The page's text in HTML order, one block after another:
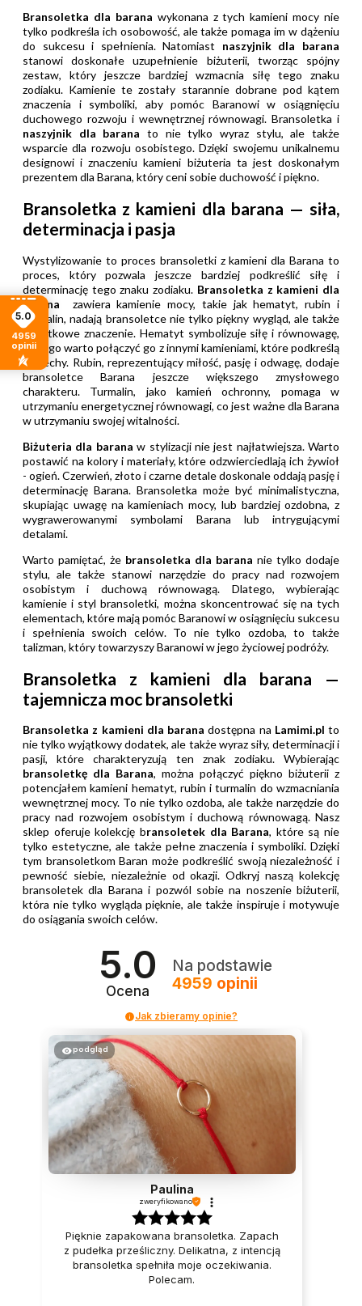
Bransoletka dla barana wykonana z tych kamieni mocy nie
tylko podkreśla ich osobowość, ale także pomaga im w dążeniu
do sukcesu i spełnienia. Natomiast naszyjnik dla barana
stanowi doskonałe uzupełnienie biżuterii, tworząc spójny
zestaw, który jeszcze bardziej wzmacnia siłę tego znaku
zodiaku. Kamienie te zostały starannie dobrane pod kątem
znaczenia i symboliki, aby pomóc Baranowi w osiągnięciu
duchowego rozwoju i wewnętrznej równowagi. Bransoletka i
naszyjnik dla barana to nie tylko wyraz stylu, ale także
wsparcie dla rozwoju osobistego. Dzięki swojemu unikalnemu
designowi i znaczeniu kamieni biżuteria ta jest doskonałym
prezentem dla Barana, który ceni sobie duchowość i piękno.
Bransoletka z kamieni dla barana — siła,
determinacja i pasja
Wystylizowanie to proces bransoletki z kamieni dla Barana to
proces, który pozwala jeszcze bardziej podkreślić siłę i
determinację tego znaku zodiaku. Bransoletka z kamieni dla
barana zawiera kamienie mocy, takie jak hematyt, rubin i
turmalin, nadają bransoletce nie tylko piękny wygląd, ale także
dodatkowe znaczenie. Hematyt symbolizuje siłę i równowagę,
dlatego warto połączyć go z innymi kamieniami, które podkreślą
te cechy. Rubin, reprezentujący miłość, pasję i odwagę, dodaje
bransoletce Barana jeszcze większego zmysłowego
charakteru. Turmalin, jako kamień ochronny, pomaga w
utrzymaniu energetycznej równowagi, co jest ważne dla Barana
w utrzymaniu swojej witalności.
Biżuteria dla barana w stylizacji nie jest najłatwiejsza. Warto
postawić na kolory i materiały, które odzwierciedlają ich żywioł
- ogień. Czerwień, złoto i czarne detale doskonale oddają pasję i
determinację Barana. Bransoletka może być minimalistyczna,
skupiając uwagę na kamieniach mocy, lub bardziej ozdobna, z
wygrawerowanymi symbolami Barana lub intrygującymi
detalami.
Warto pamiętać, że bransoletka dla barana nie tylko dodaje
stylu, ale także stanowi narzędzie do pracy nad rozwojem
osobistym i duchową równowagą. Dlatego, wybierając
kamienie i styl bransoletki, można skoncentrować się na tych
elementach, które mają pomóc Baranowi w osiągnięciu sukcesu
i spełnienia swoich celów. To nie tylko ozdoba, to także
talizman, który towarzyszy Baranowi w jego życiowej podróży.
Bransoletka z kamieni dla barana —
tajemnicza moc bransoletki
Bransoletka z kamieni dla barana dostępna na Lamimi.pl to
nie tylko wyjątkowy dodatek, ale także wyraz siły, determinacji i
pasji, które charakteryzują ten znak zodiaku. Wybierając
bransoletkę dla Barana, można połączyć piękno biżuterii z
potencjałem kamieni hematyt, rubin i turmalin do wzmacniania
wewnętrznej mocy. To nie tylko ozdoba, ale także narzędzie do
pracy nad rozwojem osobistym i duchową równowagą. Nasz
sklep oferuje kolekcję bransoletek dla Barana, które są nie
tylko estetyczne, ale także pełne znaczenia i symboliki. Dzięki
tym bransoletkom Baran może podkreślić swoją niezależność i
pewność siebie, niezależnie od okazji. Odkryj naszą kolekcję
bransoletek dla Barana i pozwól sobie na noszenie biżuterii,
która nie tylko wygląda pięknie, ale także inspiruje i motywuje
do osiągania swoich celów.
5.0
Ocena
Na podstawie
4959 opinii
Jak zbieramy opinie?
podgląd
Paulina
zweryfikowano
Pięknie zapakowana bransoletka. Zapach
z pudełka prześliczny. Delikatna, z intencją
bransoletka spełniła moje oczekiwania.
Polecam.
5.0
4959
opinii